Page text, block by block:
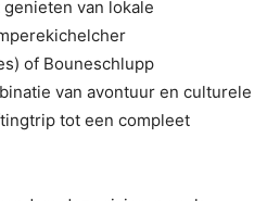
van lokale
of Bouneschlupp
van avontuur en culturele
tot een compleet